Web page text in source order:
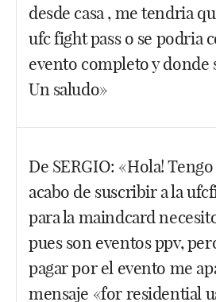
pero al final te redirecciona
UFC. Y sí, en este tipo de
de elegir la locución en
Facebook
Twitter
desde casa , me tendria
ufc fight pass o se podria
evento completo y donde
Un saludo»
queda para ese eventazo de
de suscribir al Fight Pass, lo
más. Mi consejo: coge el
avispado en temas de
inglés, entra a la web del
compras dando los números
De SERGIO: «Hola!
acabo de suscribir a la
para la maindcard
pues son eventos ppv,
pagar por el evento me
mensaje «for residential